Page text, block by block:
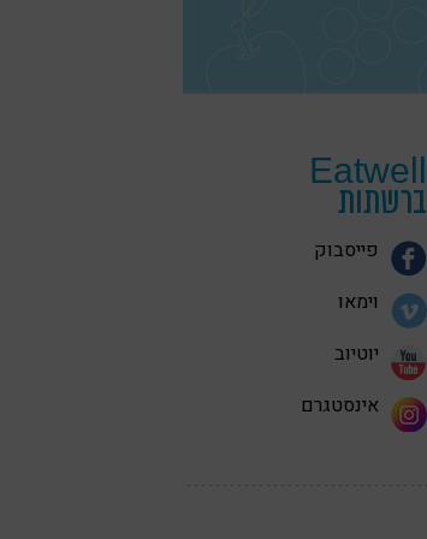
Eatwell
ברשתות
פייסבוק
וימאו
יוטיוב
אינסטגרם